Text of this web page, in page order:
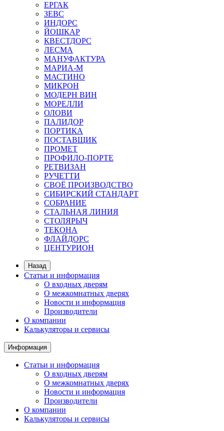
ЕРГАК
ЗЕВС
ИНДОРС
ЙОШКАР
КВЕСТДОРС
ЛЕСМА
МАНУФАКТУРА
МАРИА-М
МАСТИНО
МИКРОН
МОДЕРН ВИН
МОРЕЛЛИ
ОЛОВИ
ПАЛИДОР
ПОРТИКА
ПОСТАВЩИК
ПРОМЕТ
ПРОФИЛО-ПОРТЕ
РЕТВИЗАН
РУЧЕТТИ
СВОЁ ПРОИЗВОДСТВО
СИБИРСКИЙ СТАНДАРТ
СОБРАНИЕ
СТАЛЬНАЯ ЛИНИЯ
СТОЛЯРЫЧ
ТЕКОНА
ФЛАЙДОРС
ЦЕНТУРИОН
Назад
Статьи и информация
О входных дверям
О межкомнатных дверях
Новости и информация
Производители
О компании
Калькуляторы и сервисы
Информация
Статьи и информация
О входных дверям
О межкомнатных дверях
Новости и информация
Производители
О компании
Калькуляторы и сервисы